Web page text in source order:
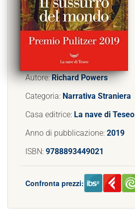
Autore:Richard Powers
Categoria: Narrativa Straniera
Casa editrice: La nave di Teseo
Anno di pubblicazione: 2019
ISBN: 9788893449021
Confronta prezzi: